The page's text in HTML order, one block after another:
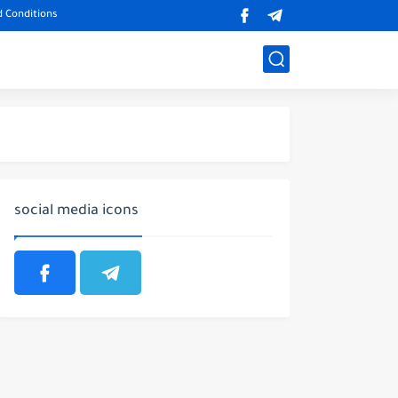
Conditions
social media icons